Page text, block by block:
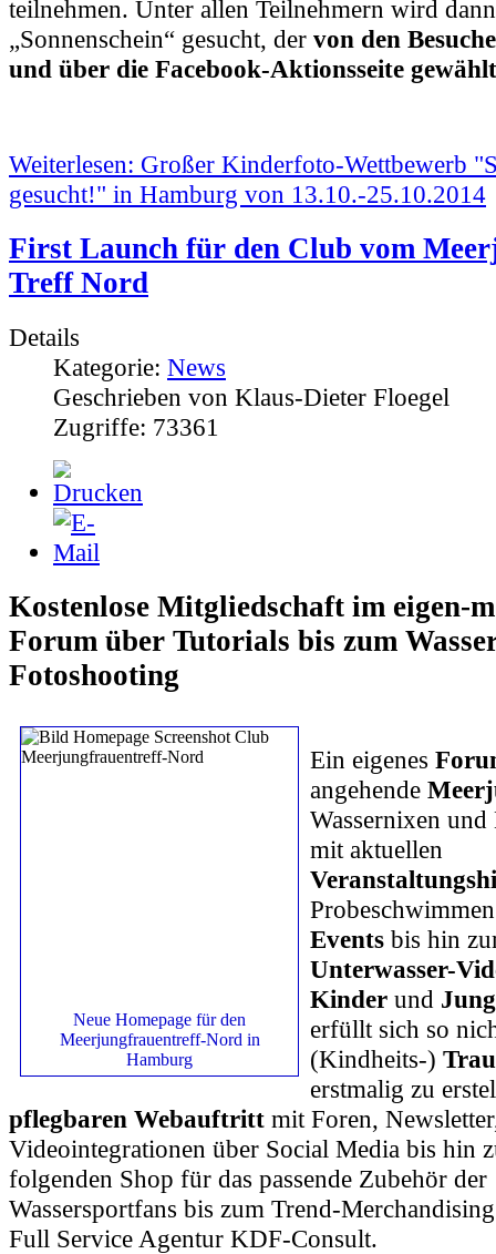
teilnehmen. Unter allen Teilnehmern wird
„Sonnenschein“ gesucht, der von den
und über die Facebook-Aktionsseite gewählt
Weiterlesen: Großer Kinderfoto-Wettbewerb
gesucht!" in Hamburg von 13.10.-25.10.2014
First Launch für den Club vom
Treff Nord
Details
Kategorie: News
Geschrieben von Klaus-Dieter Floegel
Zugriffe: 73361
Kostenlose Mitgliedschaft im eigen-
Forum über Tutorials bis zum
Fotoshooting
Neue Homepage für den
Meerjungfrauentreff-Nord in
Hamburg
Ein eigenes
angehende
Wassernixen
mit aktuellen
Events bis hin
Unterwasser-
Kinder und
erfüllt sich so
(Kindheits-)
erstmalig zu
pflegbaren Webauftritt mit Foren,
Videointegrationen über Social Media bis hin
folgenden Shop für das passende Zubehör der
Wassersportfans bis zum Trend-
Full Service Agentur KDF-Consult.